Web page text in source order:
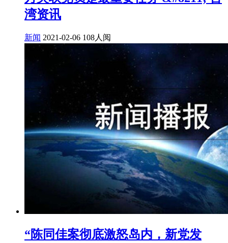
湾资讯
新闻 2021-02-06 108人阅
“陈同佳案彻底激怒岛内，新党发